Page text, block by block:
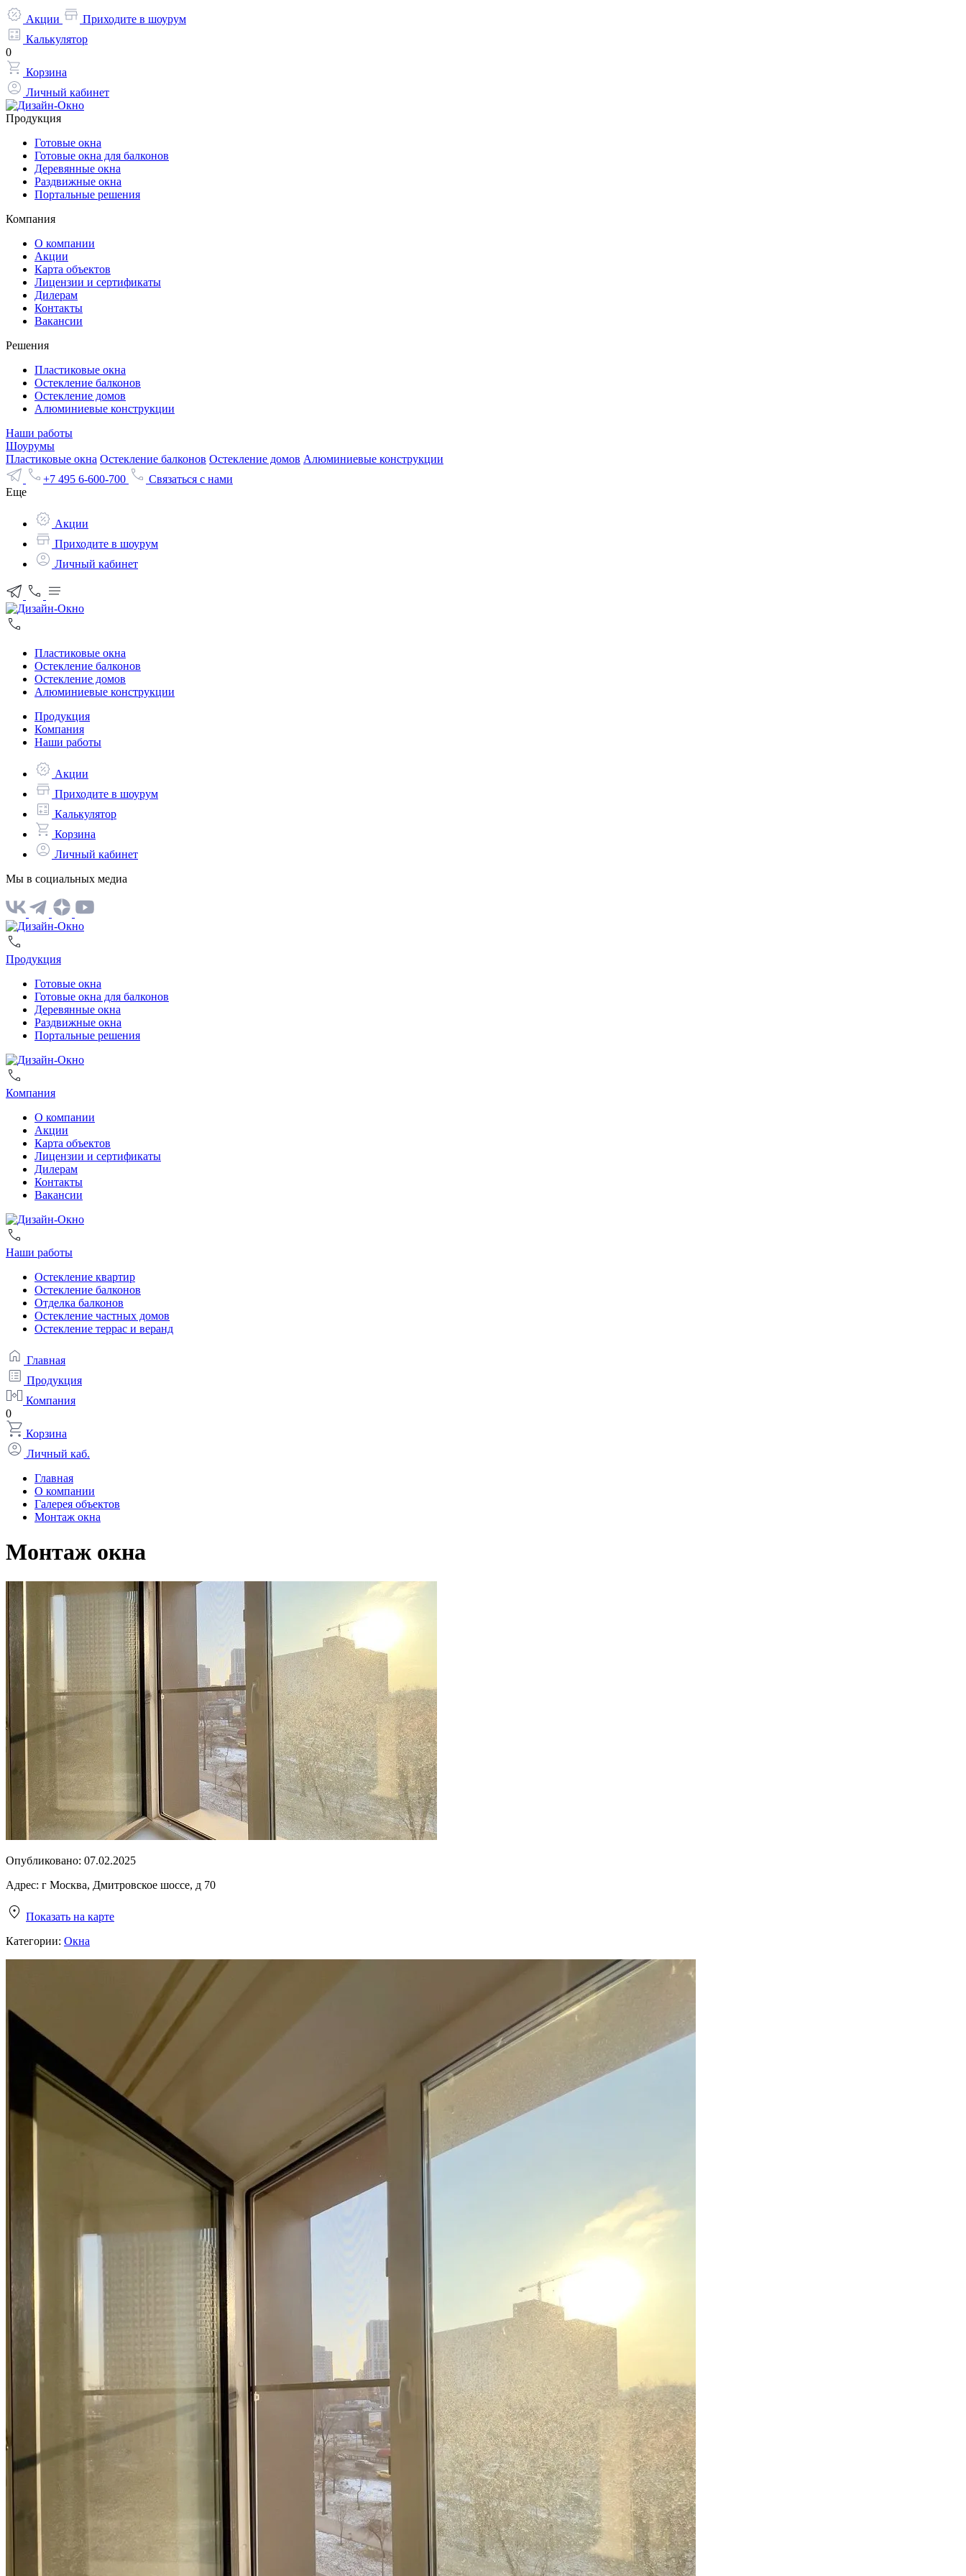
Акции
Приходите в шоурум
Калькулятор
0
Корзина
Личный кабинет
Продукция
Готовые окна
Готовые окна для балконов
Деревянные окна
Раздвижные окна
Портальные решения
Компания
О компании
Акции
Карта объектов
Лицензии и сертификаты
Дилерам
Контакты
Вакансии
Решения
Пластиковые окна
Остекление балконов
Остекление домов
Алюминиевые конструкции
Наши работы
Шоурумы
Пластиковые окна Остекление балконов Остекление домов Алюминиевые конструкции
+7 495 6-600-700
Связаться с нами
Еще
Акции
Приходите в шоурум
Личный кабинет
Пластиковые окна
Остекление балконов
Остекление домов
Алюминиевые конструкции
Продукция
Компания
Наши работы
Акции
Приходите в шоурум
Калькулятор
Корзина
Личный кабинет
Мы в социальных медиа
Продукция
Готовые окна
Готовые окна для балконов
Деревянные окна
Раздвижные окна
Портальные решения
Компания
О компании
Акции
Карта объектов
Лицензии и сертификаты
Дилерам
Контакты
Вакансии
Наши работы
Остекление квартир
Остекление балконов
Отделка балконов
Остекление частных домов
Остекление террас и веранд
Главная
Продукция
Компания
0
Корзина
Личный каб.
Главная
О компании
Галерея объектов
Монтаж окна
Монтаж окна
Опубликовано: 07.02.2025
Адрес: г Москва, Дмитровское шоссе, д 70
Показать на карте
Категории: Окна